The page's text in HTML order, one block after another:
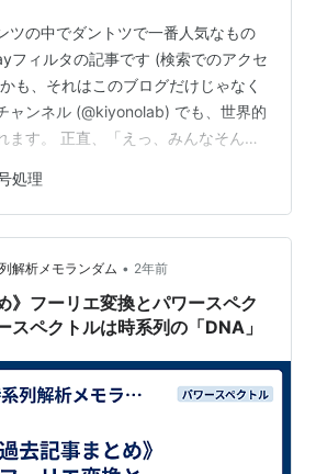
ツの中でダントツで一番人気なもの
フィルタの記事です (検索でのアクセ
も、それはこのブログだけじゃなく
ャンネル (@kiyonolab) でも、世界的
ます。 正直、「えっ、みんなそんな
Golayフィルタ以外では、興味を
テンツもどうかと思いますが...)。そ
くれる人が多いのであれば、みなさ
なるコンテンツを作る必要があると
処理
解析メモランダム • 2年前
》フーリエ変換とパワースペク
スペクトルは時系列の「DNA」